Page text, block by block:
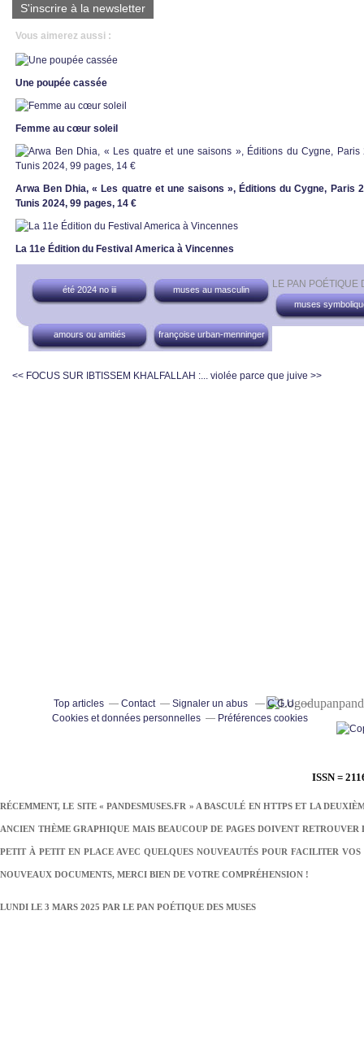
S'inscrire à la newsletter
Vous aimerez aussi :
Une poupée cassée
Femme au cœur soleil
Arwa Ben Dhia, « Les quatre et une saisons », Éditions du Cygne, Paris
Tunis 2024, 99 pages, 14 €
La 11e Édition du Festival America à Vincennes
LE PAN
été 2024 no iii
muses au masculin
muses
amours ou amitiés françoise urban-menninger
<< FOCUS SUR IBTISSEM KHALFALLAH :... violée parce que juive >>
ISSN =
RÉCEMMENT, LE SITE « PANDESMUSES.FR » A BASCULÉ EN HTTPS ET LA
ANCIEN THÈME GRAPHIQUE MAIS BEAUCOUP DE PAGES DOIVENT
PETIT À PETIT EN PLACE AVEC QUELQUES NOUVEAUTÉS POUR FACILITER
NOUVEAUX DOCUMENTS, MERCI BIEN DE VOTRE COMPRÉHENSION !
LUNDI LE 3 MARS 2025 PAR LE PAN POÉTIQUE DES MUSES
Top articles Contact Signaler un abus
C.G.U.
Cookies et données personnelles
Préférences cookies